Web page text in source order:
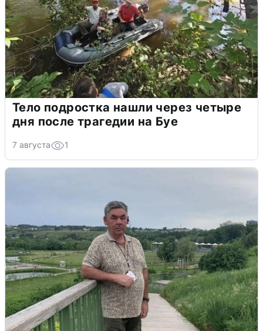
Тело подростка нашли через четыре
дня после трагедии на Буе
7 августа 1